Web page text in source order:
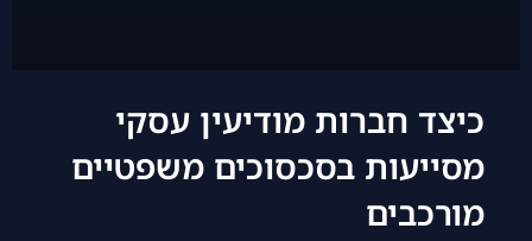
כיצד חברות מודיעין עסקי
מסייעות בסכסוכים משפטיים
מורכבים